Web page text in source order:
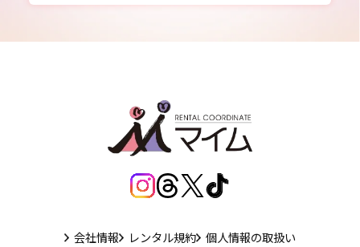
会社情報 レンタル規約 個人情報の取扱い